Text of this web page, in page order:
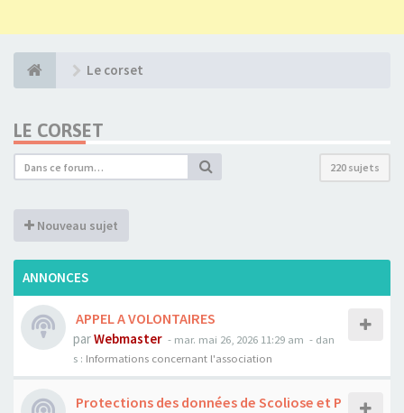
Le corset
LE CORSET
220 sujets
Nouveau sujet
ANNONCES
APPEL A VOLONTAIRES
parWebmaster - mar. mai 26, 2026 11:29 am - dan
s : Informations concernant l'association
Protections des données de Scoliose et P